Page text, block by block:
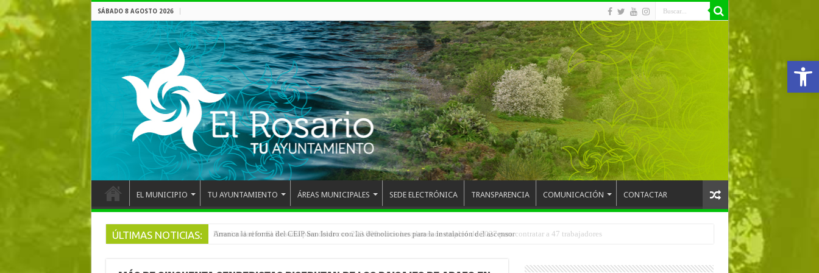
Abrir
SÁBADO 8 AGOSTO 2026
EL MUNICIPIO TU AYUNTAMIENTO ÁREAS MUNICIPALES SEDE ELECTRÓNICA TRANSPARENCIA COMUNICACIÓN CONTACTAR
ÚLTIMAS NOTICIAS: Arranca la reforma del CEIP San Isidro con las demoliciones para la instalación del ascensor